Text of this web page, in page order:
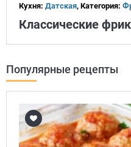
Кухня: Датская, Категория:
Классические
Популярные рецепты